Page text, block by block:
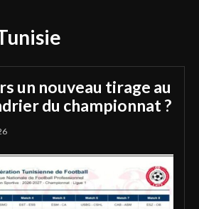
un nouveau tirage au
du championnat ?